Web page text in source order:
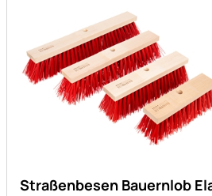
Straßenbesen Bauernlob